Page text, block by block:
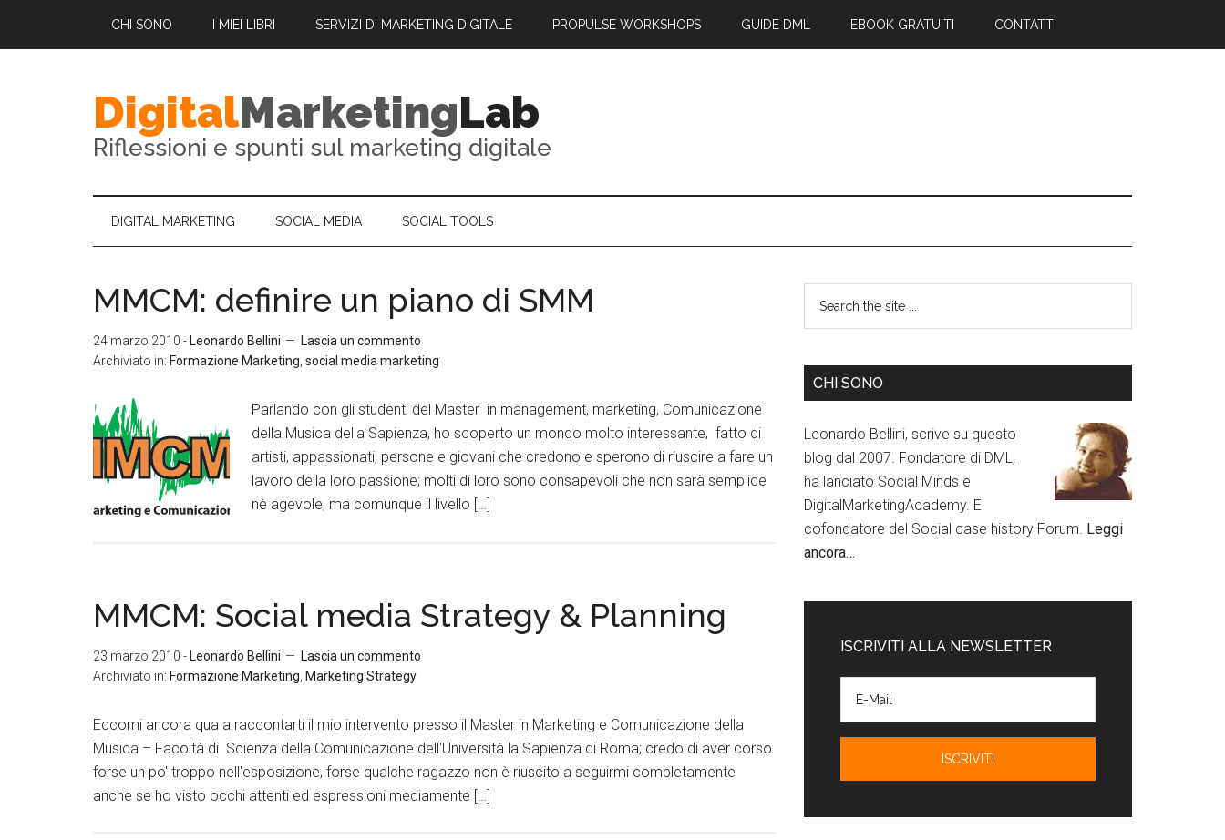
CHI SONO I MIEI LIBRI SERVIZI DI MARKETING DIGITALE PROPULSE WORKSHOPS GUIDE DML EBOOK GRATUITI CONTATTI
DigitalMarketingLab
Riflessioni e spunti sul marketing digitale
DIGITAL MARKETING SOCIAL MEDIA SOCIAL TOOLS
MMCM: definire un piano di SMM
24 marzo 2010 - Leonardo Bellini
Lascia un commento
Archiviato in: Formazione Marketing social media marketing
Parlando con gli studenti del Master in management, marketing, Comunicazione
della Musica della Sapienza, ho scoperto un mondo molto interessante, fatto di
artisti, appassionati, persone e giovani che credono e sperono di riuscire a fare un
lavoro della loro passione; molti di loro sono consapevoli che non sarà semplice
nè agevole, ma comunque il livello […]
MMCM: Social media Strategy & Planning
23 marzo 2010 - Leonardo Bellini
Lascia un commento
Archiviato in: Formazione Marketing Marketing Strategy
Eccomi ancora qua a raccontarti il mio intervento presso il Master in Marketing e Comunicazione della
Musica – Facoltà di Scienza della Comunicazione dell'Università la Sapienza di Roma; credo di aver corso
forse un po' troppo nell'esposizione, forse qualche ragazzo non è riuscito a seguirmi completamente
anche se ho visto occhi attenti ed espressioni mediamente […]
CHI SONO
Leonardo Bellini, scrive su questo
blog dal 2007. Fondatore di DML,
ha lanciato Social Minds e
DigitalMarketingAcademy. E'
cofondatore del Social case history Forum. Leggi
ancora…
ISCRIVITI ALLA NEWSLETTER